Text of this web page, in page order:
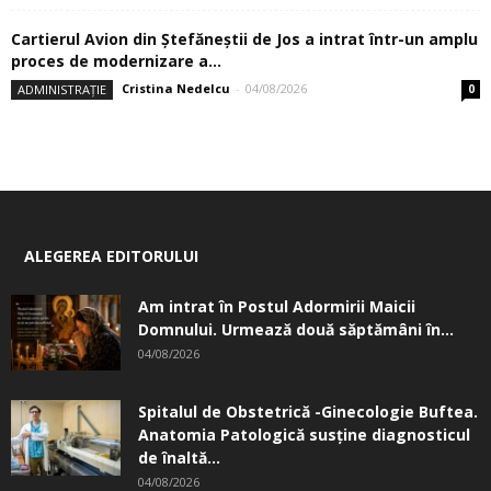
Cartierul Avion din Ştefăneştii de Jos a intrat într-un amplu
proces de modernizare a...
ADMINISTRAȚIE Cristina Nedelcu - 04/08/2026 0
ALEGEREA EDITORULUI
Am intrat în Postul Adormirii Maicii
Domnului. Urmează două săptămâni în...
04/08/2026
Spitalul de Obstetrică -Ginecologie Buftea.
Anatomia Patologică susţine diagnosticul
de înaltă...
04/08/2026